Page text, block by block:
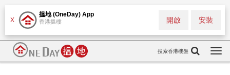
X
搵地 (OneDay) App
香港搵樓 安裝
開啟
搜索香港樓盤